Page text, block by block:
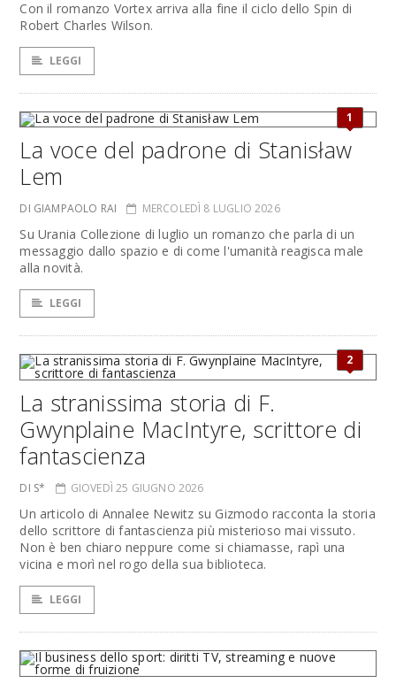
Con il romanzo Vortex arriva alla fine il ciclo dello Spin di
Robert Charles Wilson.
LEGGI
1
La voce del padrone di Stanisław
Lem
DI GIAMPAOLO RAI MERCOLEDÌ 8 LUGLIO 2026
Su Urania Collezione di luglio un romanzo che parla di un
messaggio dallo spazio e di come l'umanità reagisca male
alla novità.
LEGGI
2
La stranissima storia di F.
Gwynplaine MacIntyre, scrittore di
fantascienza
DI S* GIOVEDÌ 25 GIUGNO 2026
Un articolo di Annalee Newitz su Gizmodo racconta la storia
dello scrittore di fantascienza più misterioso mai vissuto.
Non è ben chiaro neppure come si chiamasse, rapì una
vicina e morì nel rogo della sua biblioteca.
LEGGI